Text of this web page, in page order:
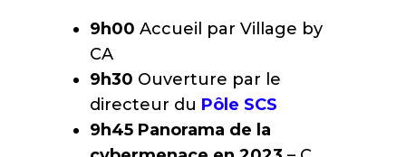
9h00 Accueil par Village by
CA
9h30 Ouverture par le
directeur du Pôle SCS
9h45 Panorama de la